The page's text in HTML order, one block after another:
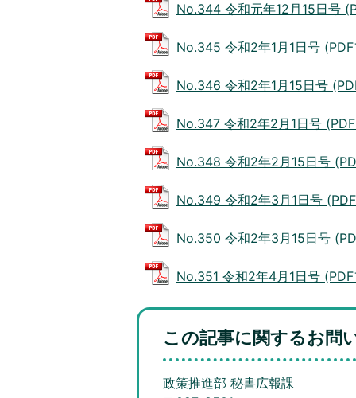
No.344 令和元年12月15日号
No.345 令和2年1月1日号
No.346 令和2年1月15日号
No.347 令和2年2月1日号
No.348 令和2年2月15日号
No.349 令和2年3月1日号
No.350 令和2年3月15日号
No.351 令和2年4月1日号
この記事に関するお問
政策推進部 秘書広報課